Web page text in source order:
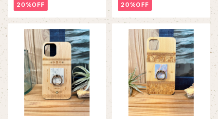
20%OFF 20%OFF